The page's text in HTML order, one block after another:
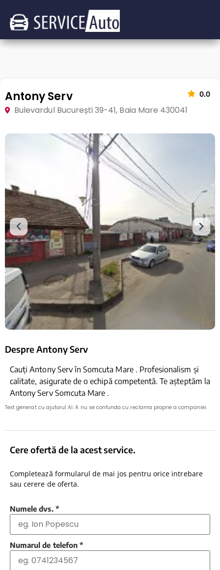
Antony Serv 0.0
Bulevardul București 39-41, Baia Mare 430041
Despre Antony Serv
Cauți Antony Serv în Somcuta Mare . Profesionalism și
calitate, asigurate de o echipă competentă. Te așteptăm la
Antony Serv Somcuta Mare .
Text generat cu ajutorul AI. A nu se confunda cu reclama proprie a companiei.
Cere ofertă de la acest service.
Completează formularul de mai jos pentru orice intrebare
sau cerere de oferta.
Numele dvs. *
Numarul de telefon *